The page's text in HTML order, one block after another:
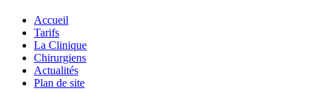
Accueil
Tarifs
La Clinique
Chirurgiens
Actualités
Plan de site